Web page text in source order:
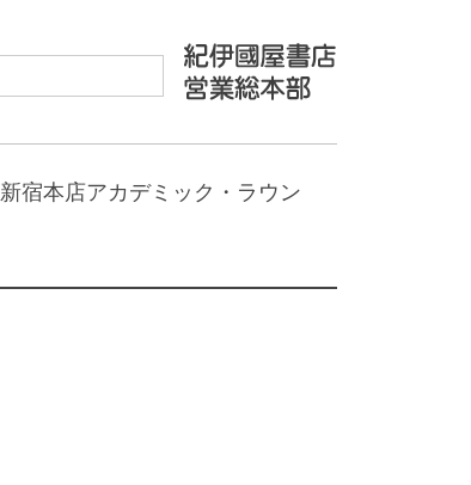
新宿本店アカデミック・ラウン